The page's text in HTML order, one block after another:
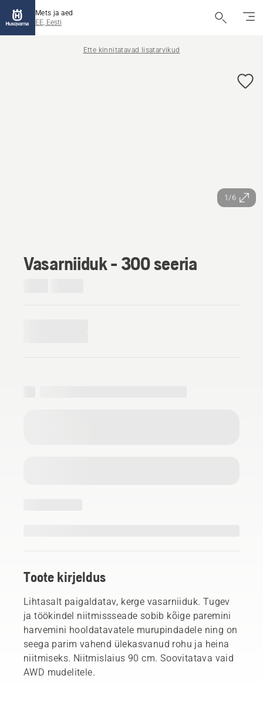
Mets ja aed
EE, Eesti
Ette kinnitatavad lisatarvikud
1/6
Vasarniiduk - 300 seeria
Toote kirjeldus
Lihtasalt paigaldatav, kerge vasarniiduk. Tugev
ja töökindel niitmissseade sobib kõige paremini
harvemini hooldatavatele murupindadele ning on
seega parim vahend ülekasvanud rohu ja heina
niitmiseks. Niitmislaius 90 cm. Soovitatava vaid
AWD mudelitele.